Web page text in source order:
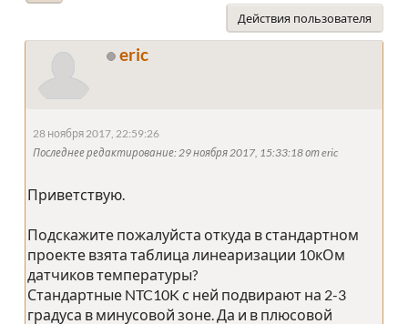
Действия пользователя
eric
28 ноября 2017, 22:59:26
Последнее редактирование: 29 ноября 2017, 15:33:18 от eric
Приветствую.
Подскажите пожалуйста откуда в стандартном
проекте взята таблица линеаризации 10кОм
датчиков температуры?
Стандартные NTC10K с ней подвирают на 2-3
градуса в минусовой зоне. Да и в плюсовой